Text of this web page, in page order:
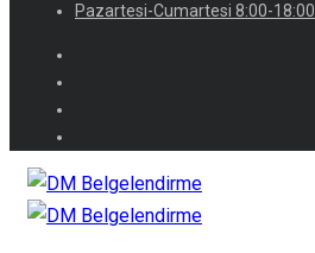
Pazartesi-Cumartesi 8:00-18:00